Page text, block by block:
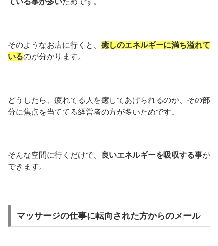
そのようなお店に行くと、 癒しのエネルギーに満ち溢れて
いるのが分かります。
どうしたら、疲れてる人を癒してあげられるのか、その部
分に焦点を当ててる経営者の方が多いためです。
そんな空間に行くだけで、 良いエネルギーを吸収する事が
できます。
マッサージの仕事に転向された方からのメール